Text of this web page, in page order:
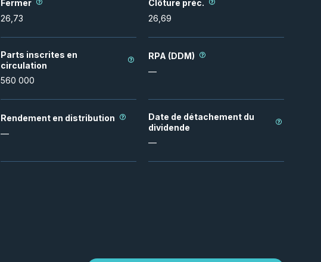
Fermer
26,73
Clôture préc.
26,69
Parts inscrites en
circulation
560 000
RPA (DDM)
—
Rendement en distribution
—
Date de détachement du
dividende
—